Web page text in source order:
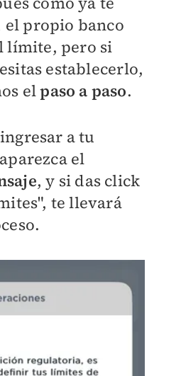
el propio banco
límite, pero si
establecerlo,
elpaso a paso.
a tu
el
, y si das click
te llevará